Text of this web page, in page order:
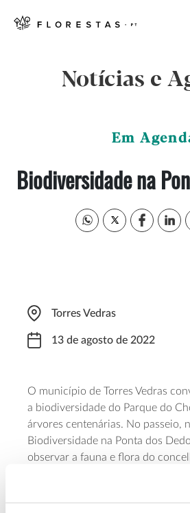
Notícias e
Em
Biodiversidade na
Torres Vedras
13 de agosto de 2022
O município de Torres Vedras
a biodiversidade do Parque do
árvores centenárias. No passeio,
Biodiversidade na Ponta dos
observar a fauna e flora do
ecossistemas da área. As
podem ser feitas através deste